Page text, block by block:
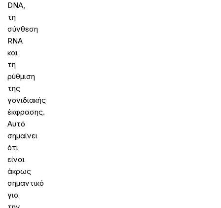
DNA,
τη
σύνθεση
RNA
και
τη
ρύθμιση
της
γονιδιακής
έκφρασης.
Αυτό
σημαίνει
ότι
είναι
άκρως
σημαντικό
για